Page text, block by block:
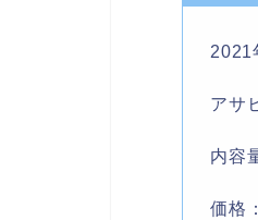
2021
アサ
内容
価格